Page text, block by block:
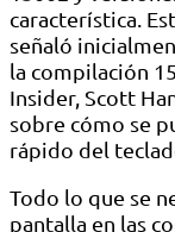
característica.
señaló
la compilación
Insider, Scott
sobre cómo se
rápido del
Todo lo que se
pantalla en las